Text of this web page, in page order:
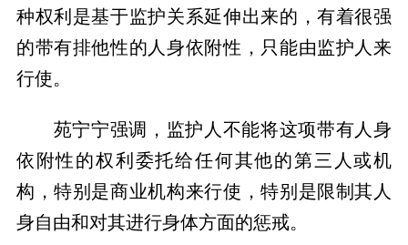
种权利是基于监护关系延伸出来的，有着很强
的带有排他性的人身依附性，只能由监护人来
行使。
苑宁宁强调，监护人不能将这项带有人身
依附性的权利委托给任何其他的第三人或机
构，特别是商业机构来行使，特别是限制其人
身自由和对其进行身体方面的惩戒。